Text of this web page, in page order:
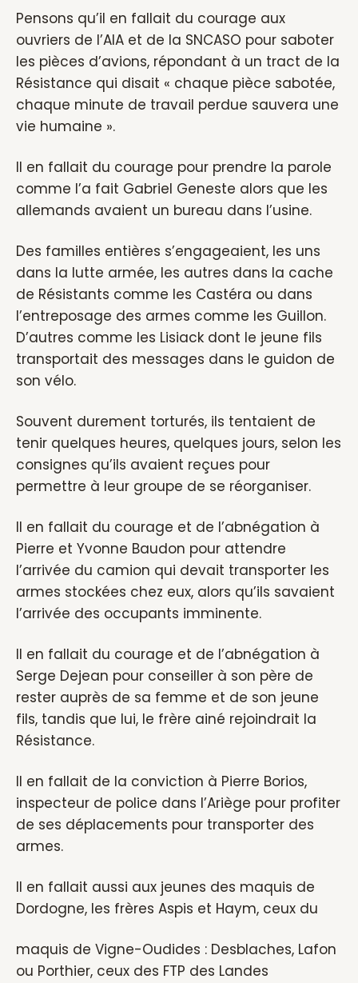
Pensons qu’il en fallait du courage aux
ouvriers de l’AIA et de la SNCASO pour saboter
les pièces d’avions, répondant à un tract de la
Résistance qui disait « chaque pièce sabotée,
chaque minute de travail perdue sauvera une
vie humaine ».
Il en fallait du courage pour prendre la parole
comme l’a fait Gabriel Geneste alors que les
allemands avaient un bureau dans l’usine.
Des familles entières s’engageaient, les uns
dans la lutte armée, les autres dans la cache
de Résistants comme les Castéra ou dans
l’entreposage des armes comme les Guillon.
D’autres comme les Lisiack dont le jeune fils
transportait des messages dans le guidon de
son vélo.
Souvent durement torturés, ils tentaient de
tenir quelques heures, quelques jours, selon les
consignes qu’ils avaient reçues pour
permettre à leur groupe de se réorganiser.
Il en fallait du courage et de l’abnégation à
Pierre et Yvonne Baudon pour attendre
l’arrivée du camion qui devait transporter les
armes stockées chez eux, alors qu’ils savaient
l’arrivée des occupants imminente.
Il en fallait du courage et de l’abnégation à
Serge Dejean pour conseiller à son père de
rester auprès de sa femme et de son jeune
fils, tandis que lui, le frère ainé rejoindrait la
Résistance.
Il en fallait de la conviction à Pierre Borios,
inspecteur de police dans l’Ariège pour profiter
de ses déplacements pour transporter des
armes.
Il en fallait aussi aux jeunes des maquis de
Dordogne, les frères Aspis et Haym, ceux du
maquis de Vigne-Oudides : Desblaches, Lafon
ou Porthier, ceux des FTP des Landes